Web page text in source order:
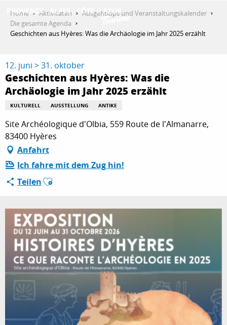
contenu
AKTIVITÄTEN
AUFENTHALT
ESPACE PRO
Home Aktivitäten
Ausgehtipps und Veranstaltungskalender
Die gesamte Agenda
Geschichten aus Hyères: Was die Archäologie im Jahr 2025 erzählt
12. juni > 31. oktober
Geschichten aus Hyères: Was die
Archäologie im Jahr 2025 erzählt
KULTURELL AUSSTELLUNG ANTIKE
Site Archéologique d'Olbia, 559 Route de l'Almanarre,
83400 Hyères
Anfahrt
Ich fahre mit dem Zug hin!
TeilenAjouter aux favoris